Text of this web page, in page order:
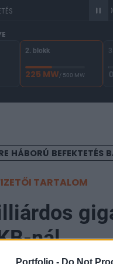
Portfolio - Do Not
362,99
2. blokk
225 MW/ 500 MW
HÁBORÚ BEFEKTETÉS
TARTALOM
nál